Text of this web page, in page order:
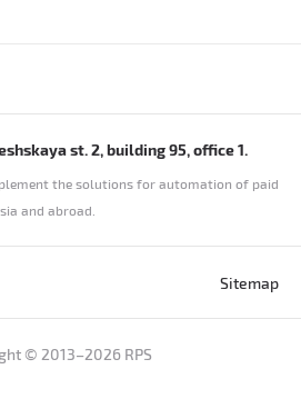
st. 2, building 95, office 1.
the solutions for automation of paid
and abroad.
Sitemap
© 2013–2026 RPS